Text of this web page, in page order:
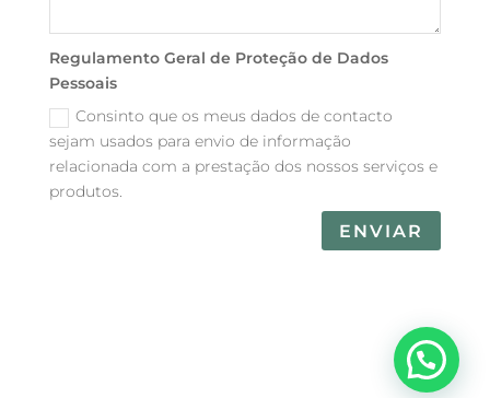
Regulamento Geral de Proteção de Dados
Pessoais
Consinto que os meus dados de contacto
sejam usados para envio de informação
relacionada com a prestação dos nossos serviços e
produtos.
ENVIAR